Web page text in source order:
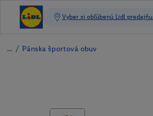
/ Pánska športová obuv